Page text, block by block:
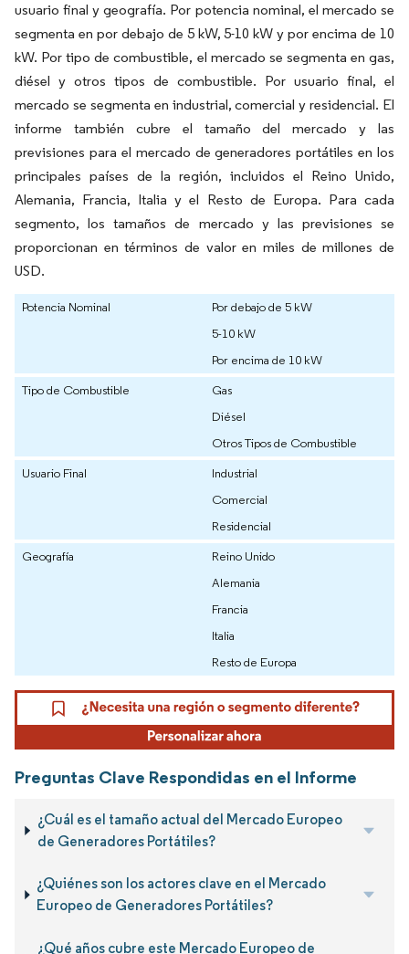
usuario final y geografía. Por potencia nominal, el mercado se
segmenta en por debajo de 5 kW, 5-10 kW y por encima de 10
kW. Por tipo de combustible, el mercado se segmenta en gas,
diésel y otros tipos de combustible. Por usuario final, el
mercado se segmenta en industrial, comercial y residencial. El
informe también cubre el tamaño del mercado y las
previsiones para el mercado de generadores portátiles en los
principales países de la región, incluidos el Reino Unido,
Alemania, Francia, Italia y el Resto de Europa. Para cada
segmento, los tamaños de mercado y las previsiones se
proporcionan en términos de valor en miles de millones de
USD.
Potencia Nominal
Por debajo de 5 kW
5-10 kW
Por encima de 10 kW
Tipo de Combustible
Gas
Diésel
Otros Tipos de Combustible
Usuario Final
Industrial
Comercial
Residencial
Geografía
Reino Unido
Alemania
Francia
Italia
Resto de Europa
Preguntas Clave Respondidas en el Informe
¿Cuál es el tamaño actual del Mercado Europeo
de Generadores Portátiles?
¿Quiénes son los actores clave en el Mercado
Europeo de Generadores Portátiles?
¿Qué años cubre este Mercado Europeo de